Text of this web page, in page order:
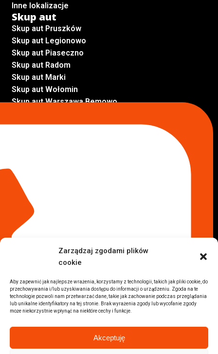
Zarządzaj zgodami plików
cookie
Aby zapewnić jak najlepsze wrażenia, korzystamy z technologii, takich jak pliki cookie, do
przechowywania i/lub uzyskiwania dostępu do informacji o urządzeniu. Zgoda na te
technologie pozwoli nam przetwarzać dane, takie jak zachowanie podczas przeglądania
lub unikalne identyfikatory na tej stronie. Brak wyrażenia zgody lub wycofanie zgody
może niekorzystnie wpłynąć na niektóre cechy i funkcje.
Akceptuję
Inne lokalizacje
Skup aut
Skup aut Pruszków
Skup aut Legionowo
Skup aut Piaseczno
Skup aut Radom
Skup aut Marki
Skup aut Wołomin
Skup aut Warszawa Bemowo
Lokalizacje
Komis samochodowy Kraków
Komis samochodowy Radom
Komis samochodowy Płock
Komis samochodowy Opole
Komis samochodowy Lublin
Komis samochodowy Sochaczew
Inne Lokalizacje
Auta z USA Rzeszów
Auta z USA Białystok
Auta z USA Kraków
Marki samochodów
Sprzedam BMW